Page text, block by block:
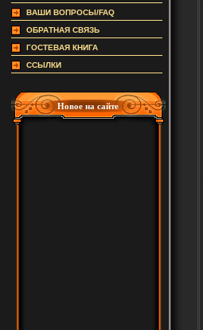
ВАШИ ВОПРОСЫ/FAQ
ОБРАТНАЯ СВЯЗЬ
ГОСТЕВАЯ КНИГА
ССЫЛКИ
Новое на сайте